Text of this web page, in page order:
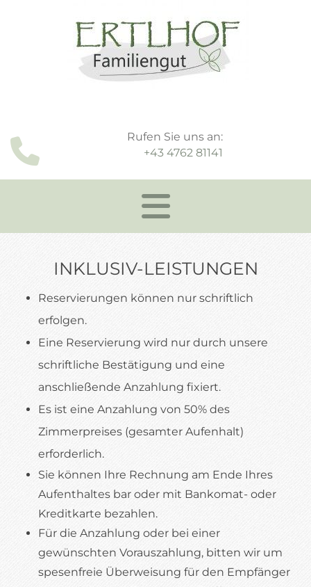

Rufen Sie uns an:
+43 4762 81141
INKLUSIV-LEISTUNGEN
Reservierungen können nur schriftlich
erfolgen.
Eine Reservierung wird nur durch unsere
schriftliche Bestätigung und eine
anschließende Anzahlung fixiert.
Es ist eine Anzahlung von 50% des
Zimmerpreises (gesamter Aufenhalt)
erforderlich.
Sie können Ihre Rechnung am Ende Ihres
Aufenthaltes bar oder mit Bankomat- oder
Kreditkarte bezahlen.
Für die Anzahlung oder bei einer
gewünschten Vorauszahlung, bitten wir um
spesenfreie Überweisung für den Empfänger